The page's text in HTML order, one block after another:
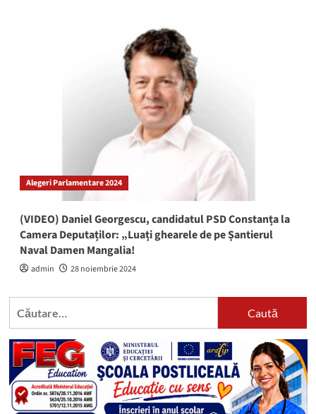
Alegeri Parlamentare 2024
(VIDEO) Daniel Georgescu, candidatul PSD Constanța la
Camera Deputaților: „Luați ghearele de pe Șantierul
Naval Damen Mangalia!
admin 28 noiembrie 2024
Caută